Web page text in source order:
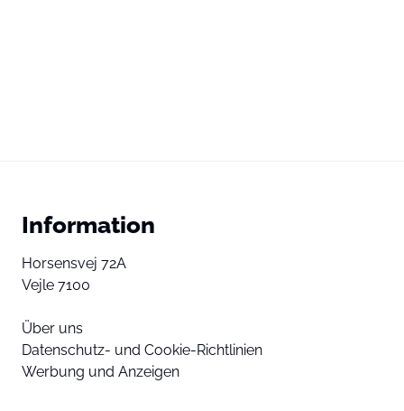
Information
Horsensvej 72A
Vejle 7100
Über uns
Datenschutz- und Cookie-Richtlinien
Werbung und Anzeigen